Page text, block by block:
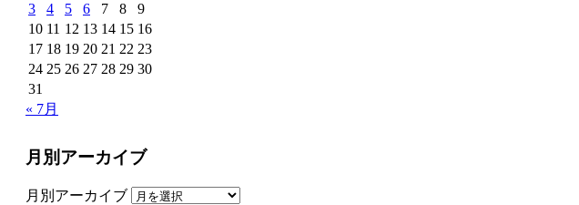
3
4 5 6 7 8
9
10 11 12 13 14 15 16
17 18 19 20 21 22 23
24 25 26 27 28 29 30
31
« 7月
月別アーカイブ
月別アーカイブ